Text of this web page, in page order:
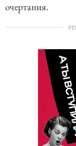
очертания.